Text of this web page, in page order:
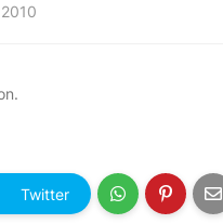
Twitter